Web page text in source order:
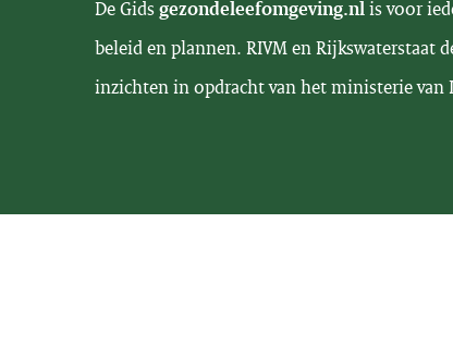
De Gidsgezondeleefomgeving.nl is voor
beleid en plannen. RIVM en Rijkswaterstaat
inzichten in opdracht van het ministerie van